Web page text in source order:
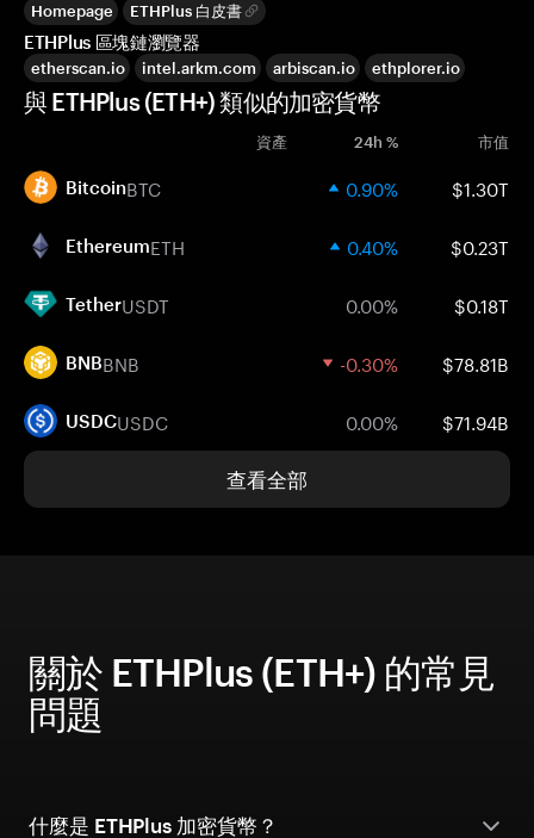
Homepage ETHPlus 白皮書
ETHPlus 區塊鏈瀏覽器
etherscan.io intel.arkm.com arbiscan.io ethplorer.io
與 ETHPlus (ETH+) 類似的加密貨幣
資產 24h % 市值
BitcoinBTC 0.90% $1.30T
EthereumETH 0.40% $0.23T
TetherUSDT 0.00% $0.18T
BNBBNB -0.30% $78.81B
USDCUSDC 0.00% $71.94B
查看全部
關於 ETHPlus (ETH+) 的常見
問題
什麼是 ETHPlus 加密貨幣？